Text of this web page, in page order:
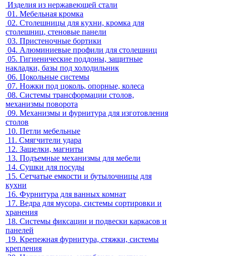
Изделия из нержавеющей стали
01. Мебельная кромка
02. Столешницы для кухни, кромка для
столешниц, стеновые панели
03. Пристеночные бортики
04. Алюминиевые профили для столешниц
05. Гигиенические поддоны, защитные
накладки, базы под холодильник
06. Цокольные системы
07. Ножки под цоколь, опорные, колеса
08. Системы трансформации столов,
механизмы поворота
09. Механизмы и фурнитура для изготовления
столов
10. Петли мебельные
11. Смягчители удара
12. Защелки, магниты
13. Подъемные механизмы для мебели
14. Сушки для посуды
15. Сетчатые емкости и бутылочницы для
кухни
16. Фурнитура для ванных комнат
17. Ведра для мусора, системы сортировки и
хранения
18. Системы фиксации и подвески каркасов и
панелей
19. Крепежная фурнитура, стяжки, системы
крепления